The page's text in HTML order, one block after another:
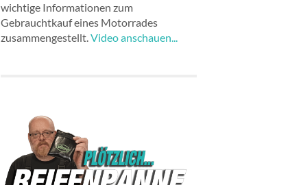
wichtige Informationen zum
Gebrauchtkauf eines Motorrades
zusammengestellt.Video anschauen...